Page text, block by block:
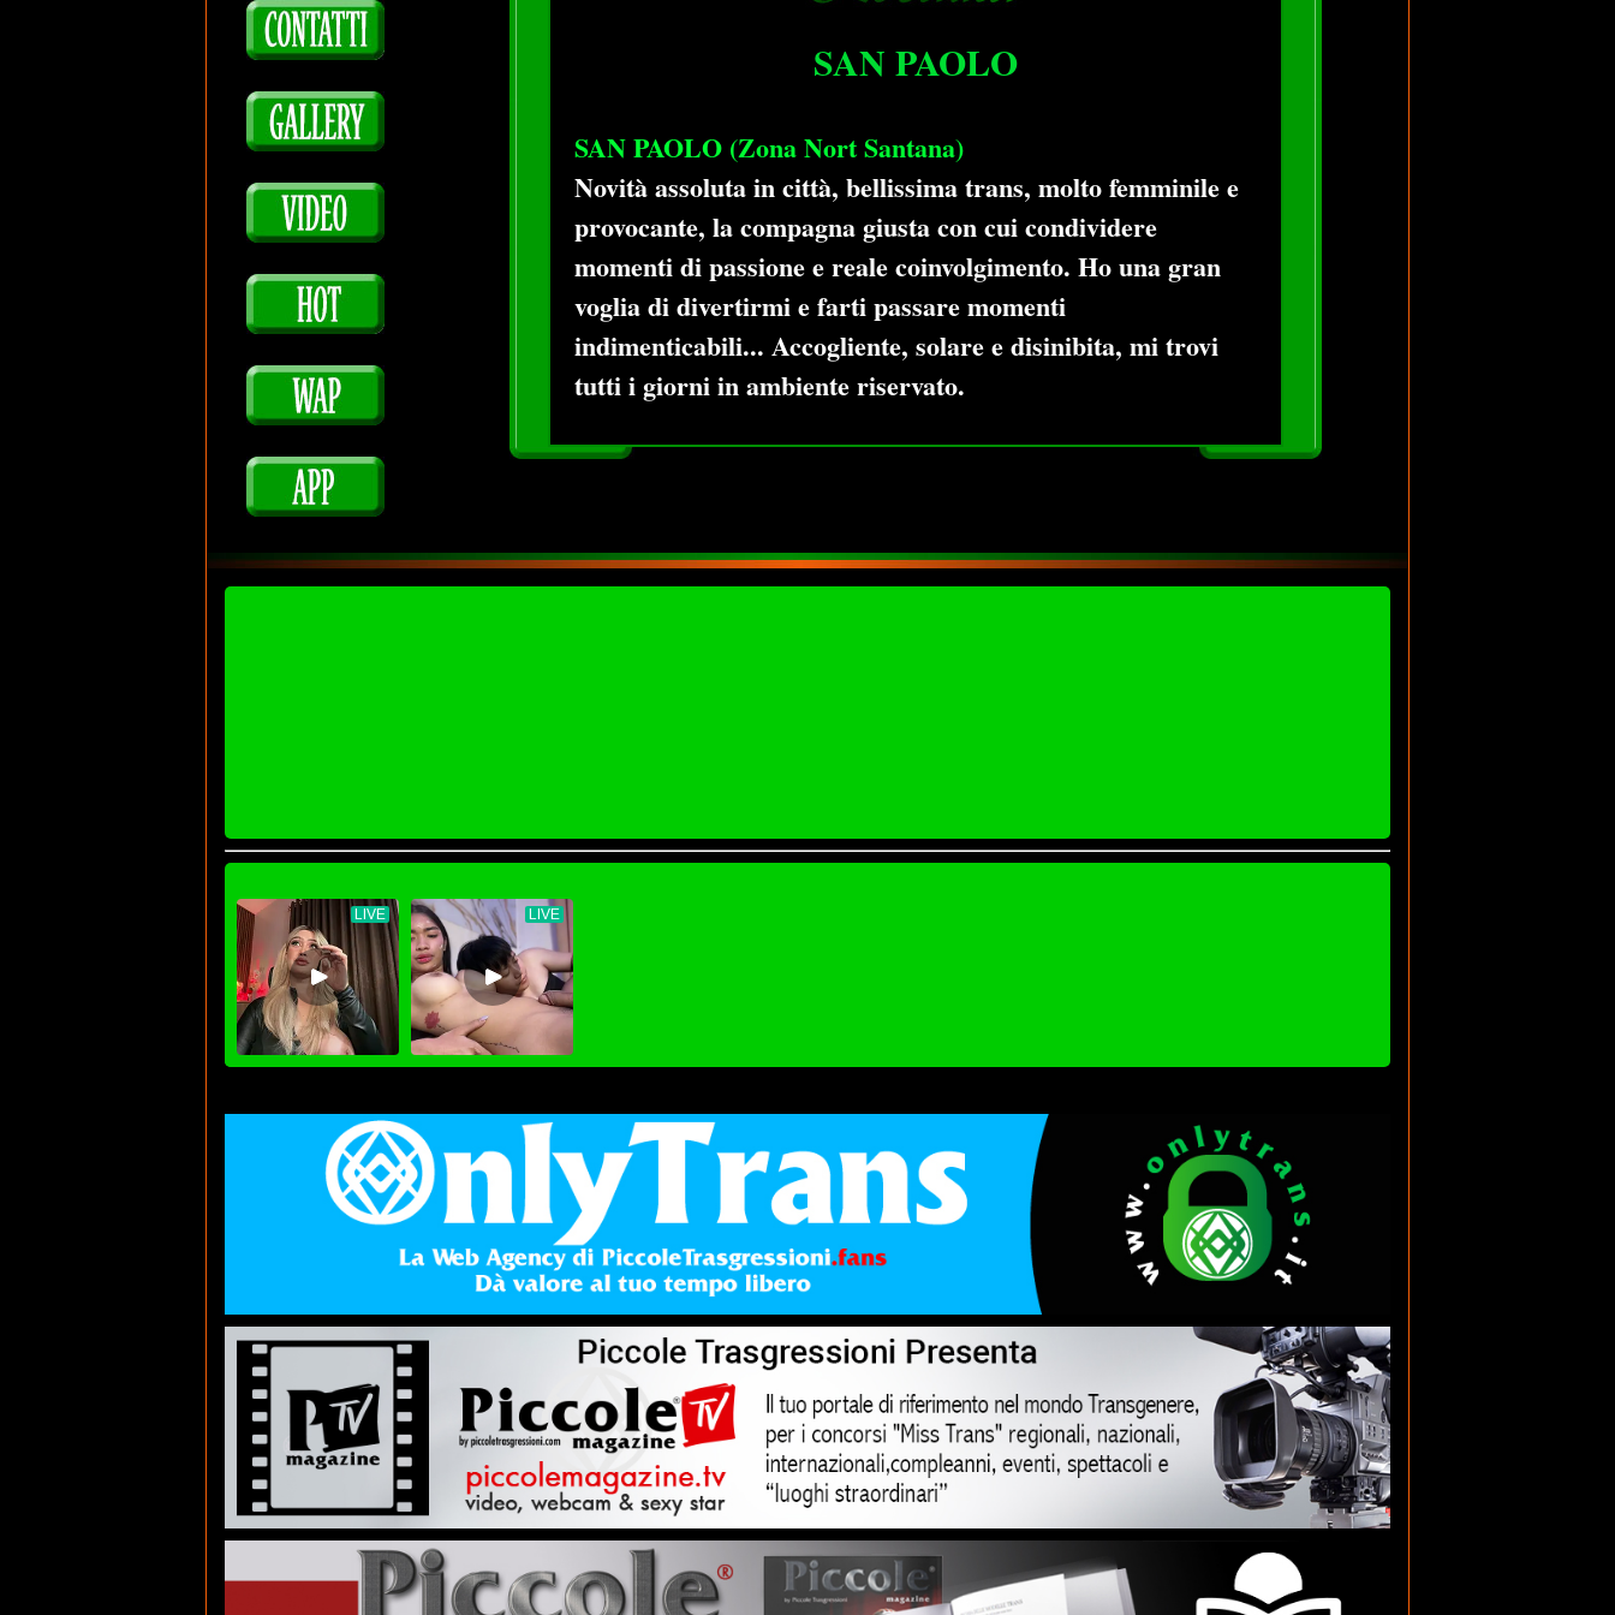
SAN PAOLO
SAN PAOLO (Zona Nort Santana)
Novità assoluta in città, bellissima trans, molto femminile e
provocante, la compagna giusta con cui condividere
momenti di passione e reale coinvolgimento. Ho una gran
voglia di divertirmi e farti passare momenti
indimenticabili... Accogliente, solare e disinibita, mi trovi
tutti i giorni in ambiente riservato.